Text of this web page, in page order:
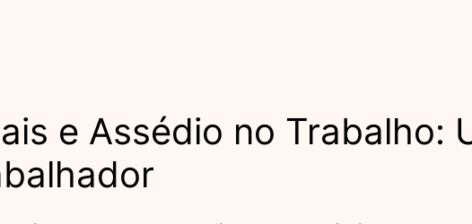
e Assédio no Trabalho: